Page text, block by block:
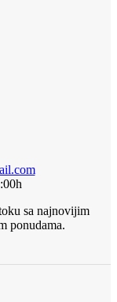
sa najnovijim
ponudama.